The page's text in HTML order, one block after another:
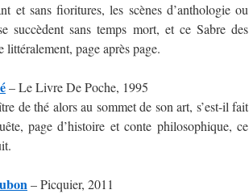
et sans fioritures, les scènes d’anthologie ou
succèdent sans temps mort, et ce Sabre des
littéralement, page après page.
– Le Livre De Poche, 1995
de thé alors au sommet de son art, s’est-il fait
page d’histoire et conte philosophique, ce
– Picquier, 2011